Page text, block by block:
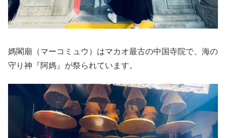
媽閣廟（マーコミュウ）はマカオ最古の中国寺院で、海の
守り神『阿媽』が祭られています。